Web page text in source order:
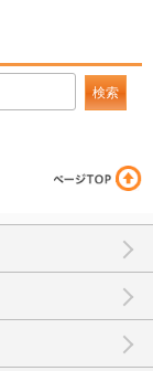
検索